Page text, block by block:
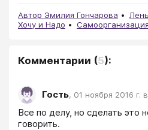
Автор Эмилия Гончарова Лень
Хочу и Надо
Самоорганизация
Комментарии (5):
Гость, 01 ноября 2016 г.
Все по делу, но сделать это
говорить.